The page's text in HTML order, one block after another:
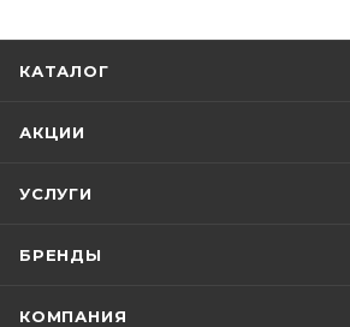
КАТАЛОГ
АКЦИИ
УСЛУГИ
БРЕНДЫ
КОМПАНИЯ